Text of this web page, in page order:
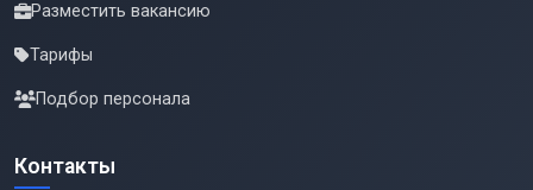
Разместить вакансию
Тарифы
Подбор персонала
Контакты